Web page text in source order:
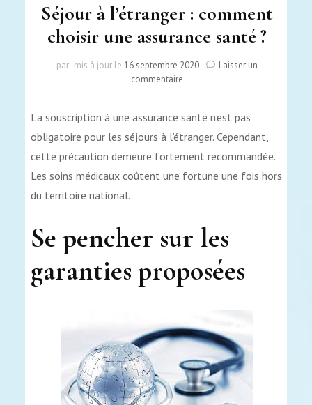
Séjour à l’étranger : comment
choisir une assurance santé ?
par mis à jour le16 septembre 2020
Laisser un
commentaire
l’étranger
:
choisir
une
La souscription à une assurance santé n’est pas
obligatoire pour les séjours à l’étranger. Cependant,
cette précaution demeure fortement recommandée.
Les soins médicaux coûtent une fortune une fois hors
du territoire national.
Se pencher sur les
garanties proposées